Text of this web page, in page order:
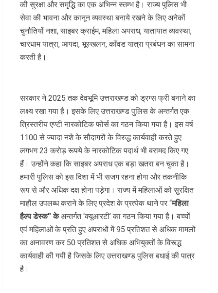
की सुरक्षा और समृद्धि का एक अभिन्न स्तम्भ है। राज्य पुलिस भी
सेवा की भावना और कानून व्यवस्था बनाये रखने के लिए अनेकों
चुनौतियों नशा, साइबर क्राईम, महिला अपराध, यातायात व्यवस्था,
चारधाम यात्रा, आपदा, भूस्खलन, काँवड यात्रा प्रबंधन का सामना
करती है।
सरकार ने 2025 तक देवभूमि उत्तराखण्ड को ड्रग्स फ्री बनाने का
लक्ष्य रखा गया है। इसके लिए उत्तराखण्ड पुलिस के अन्तर्गत एक
त्रिस्तरीय एण्टी नारकोटिक फोर्स का गठन किया गया है। इस वर्ष
1100 से ज्यादा नशे के सौदागरों के विरुद्ध कार्यवाही करते हुए
लगभग 23 करोड़ रूपये के नारकोटिक पदार्थ भी बरामद किए गए
हैं। उन्होंने कहा कि साइबर अपराध एक बड़ा खतरा बन चुका है।
हमारी पुलिस को इस दिशा में भी सजग रहना होगा और तकनीकि
रूप से और अधिक दक्ष होना पड़ेगा। राज्य में महिलाओं को सुरक्षित
माहौल उपलब्ध कराने के लिए प्रदेश के प्रत्येक थाने पर “महिला
हैल्प डेस्क” केअन्तर्गत ‘क्यूआरटी’ का गठन किया गया है। बच्चों
एवं महिलाओं के प्रति हुए अपराधों में 95 प्रतिशत से अधिक मामलों
का अनावरण कर 50 प्रतिशत से अधिक अभियुक्तों के विरूद्ध
कार्यवाही की गयी है जिसके लिए उत्तराखण्ड पुलिस बधाई की पात्र
है।